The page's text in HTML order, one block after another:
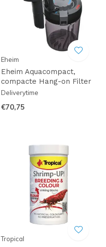
Eheim
Eheim Aquacompact,
compacte Hang-on Filter
Deliverytime
€70,75
Tropical